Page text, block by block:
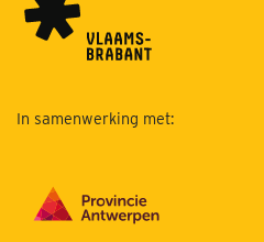
In samenwerking met: